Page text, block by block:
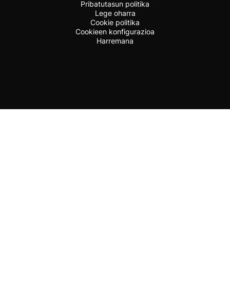
Pribatutasun politika
Lege oharra
Cookie politika
Cookieen konfigurazioa
Harremana